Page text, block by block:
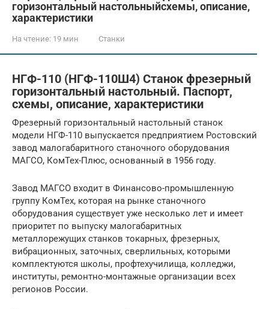
горизонтальный настольныйсхемы, описание,
характеристики
На чтение: 19 мин Станки
НГФ-110 (НГФ-110Ш4) Станок фрезерный
горизонтальный настольный. Паспорт,
схемы, описание, характеристики
Фрезерный горизонтальный настольный станок
модели НГФ-110 выпускается предприятием Ростовский
завод малогабаритного станочного оборудования
МАГСО, КомТех-Плюс, основанный в 1956 году.
Завод МАГСО входит в Финансово-промышленную
группу КомТех, которая на рынке станочного
оборудования существует уже несколько лет и имеет
приоритет по выпуску малогабаритных
металлорежущих станков токарных, фрезерных,
вибрационных, заточных, сверлильных, которыми
комплектуются школы, профтехучилища, колледжи,
институты, ремонтно-монтажные организации всех
регионов России.